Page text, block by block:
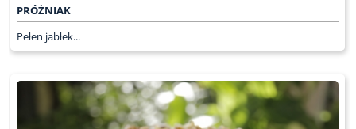
PRÓŻNIAK
Pełen jabłek...